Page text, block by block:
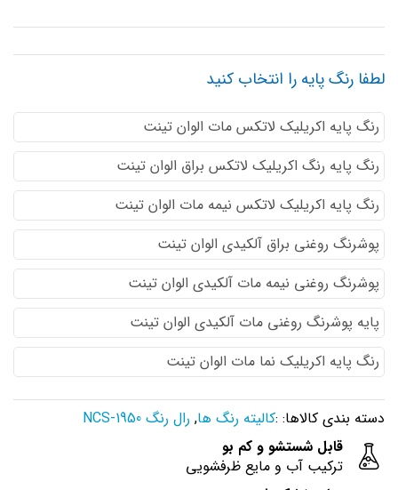
لطفا رنگ پایه را انتخاب کنید
رنگ پایه اكريليك لاتكس مات الوان تینت
رنگ پایه رنگ اكريليك لاتكس براق الوان تینت
رنگ پایه اكريليك لاتكس نيمه مات الوان تینت
پوشرنگ روغنی براق آلکیدی الوان تینت
پوشرنگ روغنی نیمه مات آلکیدی الوان تینت
پایه پوشرنگ روغنی مات آلکیدی الوان تینت
رنگ پایه اکریلیک نما مات الوان تینت
دسته بندی کالاها: :کالیته رنگ ها, رال رنگ NCS-1950
قابل شستشو و کم بو
ترکیب آب و مایع ظرفشویی